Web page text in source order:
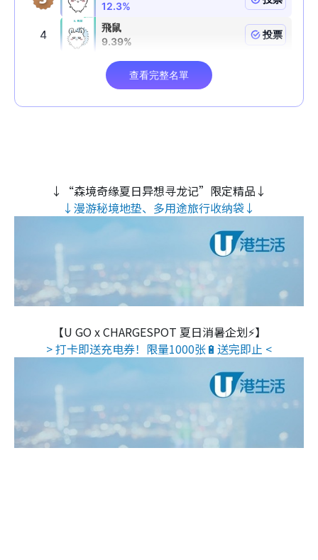
↓“森境奇缘夏日异想寻龙记”限定精品↓
↓漫游秘境地垫、多用途旅行收纳袋↓
【U GO x CHARGESPOT 夏日消暑企划⚡】
> 打卡即送充电券！限量1000张🔋送完即止 <